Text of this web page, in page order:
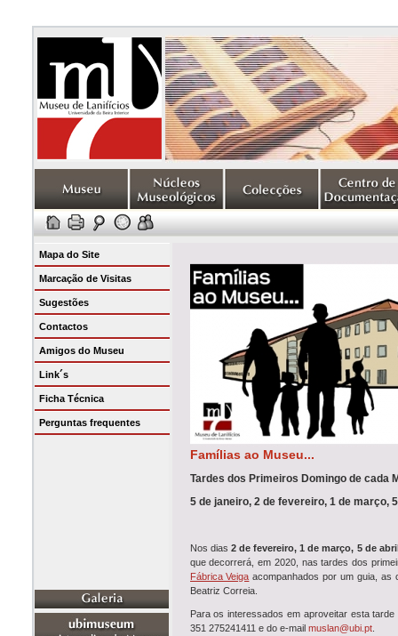
Mapa do Site
Marcação de Visitas
Sugestões
Contactos
Amigos do Museu
Link´s
Ficha Técnica
Perguntas frequentes
Famílias ao Museu...
Tardes dos Primeiros Domingo de cada
5 de janeiro, 2 de fevereiro, 1 de março,
Nos dias 2 de fevereiro, 1 de março, 5 de
que decorrerá, em 2020, nas tardes dos
Fábrica Veiga acompanhados por um guia, as
Beatriz Correia.
Para os interessados em aproveitar esta
351 275241411 e do e-mail muslan@ubi.pt.